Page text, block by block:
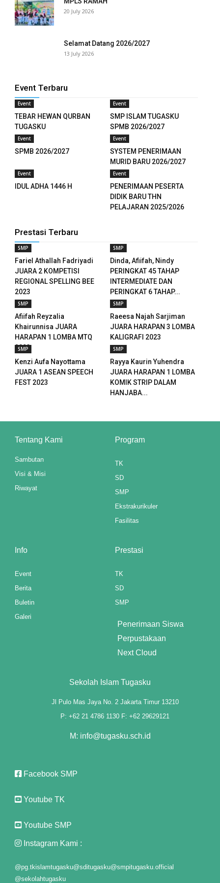
panel
panel
panel
panel
panel
panel
panel
panel
panel
panel
panel
panel
panel
satın al
panel
satın al
panel
panel
panel
20 July 2026
Selamat Datang 2026/2027
13 July 2026
Event Terbaru
Event
TEBAR HEWAN QURBAN
TUGASKU
Event
SMP ISLAM TUGASKU
SPMB 2026/2027
Event
SPMB 2026/2027
Event
SYSTEM PENERIMAAN
MURID BARU 2026/2027
Event
IDUL ADHA 1446 H
Event
PENERIMAAN PESERTA
DIDIK BARU THN
PELAJARAN 2025/2026
Prestasi Terbaru
SMP
Fariel Athallah Fadriyadi
JUARA 2 KOMPETISI
REGIONAL SPELLING BEE
2023
SMP
Dinda, Afiifah, Nindy
PERINGKAT 45 TAHAP
INTERMEDIATE DAN
PERINGKAT 6 TAHAP...
SMP
Afiifah Reyzalia
Khairunnisa JUARA
HARAPAN 1 LOMBA MTQ
2023
SMP
Raeesa Najah Sarjiman
JUARA HARAPAN 3 LOMBA
KALIGRAFI 2023
SMP
Kenzi Aufa Nayottama
JUARA 1 ASEAN SPEECH
FEST 2023
SMP
Rayya Kaurin Yuhendra
JUARA HARAPAN 1 LOMBA
KOMIK STRIP DALAM
HANJABA...
Tentang Kami
Sambutan
Visi & Misi
Riwayat
Program
TK
SD
SMP
Ekstrakurikuler
Fasilitas
Info
Event
Berita
Buletin
Galeri
Prestasi
TK
SD
SMP
Penerimaan Siswa
Perpustakaan
Next Cloud
Sekolah Islam Tugasku
Jl Pulo Mas Jaya No. 2 Jakarta Timur 13210
P: +62 21 4786 1130 F: +62 29629121
M: info@tugasku.sch.id
Facebook SMP
Youtube TK
Youtube SMP
Instagram Kami :
@pg.tkislamtugasku@sditugasku@smpitugasku.official
@sekolahtugasku